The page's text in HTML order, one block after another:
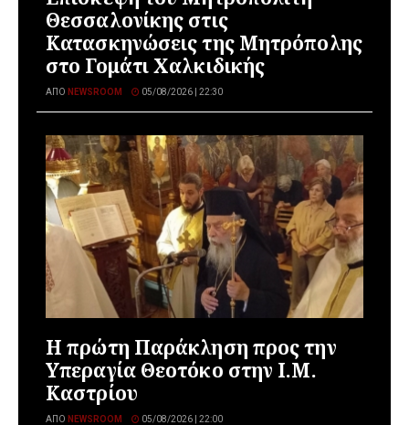
Θεσσαλονίκης στις
Κατασκηνώσεις της Μητρόπολης
στο Γομάτι Χαλκιδικής
ΑΠΌ NEWSROOM 05/08/2026 | 22:30
Η πρώτη Παράκληση προς την
Υπεραγία Θεοτόκο στην Ι.Μ.
Καστρίου
ΑΠΌ NEWSROOM 05/08/2026 | 22:00